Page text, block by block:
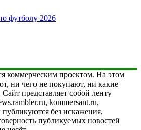
футболу 2026
коммерческим проектом. На этом
ни чего не покупают, ни какие
представляет собой ленту
kommersant.ru,
без искажения,
публикуемых новостей